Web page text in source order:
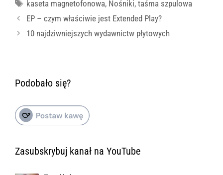
kaseta magnetofonowa, Nośniki,taśma szpulowa
EP – czym właściwie jest Extended Play?
10 najdziwniejszych wydawnictw płytowych
Podobało się?
Zasubskrybuj kanał na YouTube